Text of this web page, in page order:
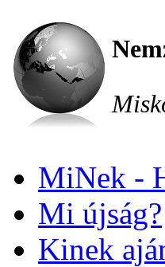
MiNek -
Mi újság?
Kinek